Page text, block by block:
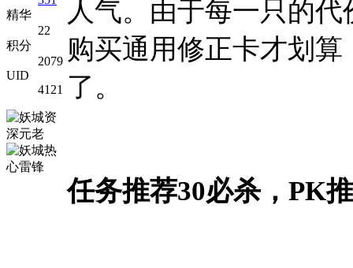
精华
22
积分
2079
UID
4121
人气。由于每一只的
购买通用修正卡才划
了。
任务推荐30必杀，PK